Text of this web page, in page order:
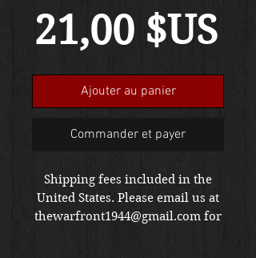
21,00 $US
Ajouter au panier
Commander et payer
Shipping fees included in the
United States. Please email us at
thewarfront1944@gmail.com for